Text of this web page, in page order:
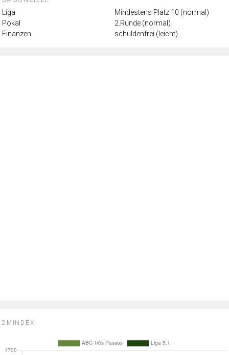
Liga
Mindestens Platz 10 (normal)
Pokal
2.Runde (normal)
Finanzen
schuldenfrei (leicht)
2MINDEX: